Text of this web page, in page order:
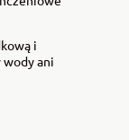
i
wody ani